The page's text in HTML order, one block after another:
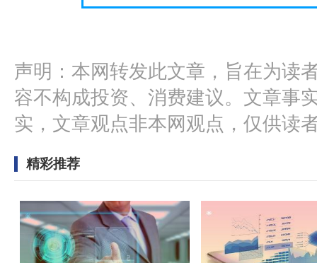
声明：本网转发此文章，旨在为读
容不构成投资、消费建议。文章事
实，文章观点非本网观点，仅供读
精彩推荐